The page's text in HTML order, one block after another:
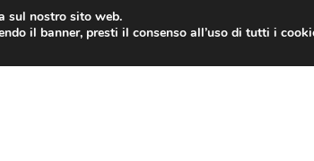
sul nostro sito web.
il banner, presti il consenso all’uso di tutti i